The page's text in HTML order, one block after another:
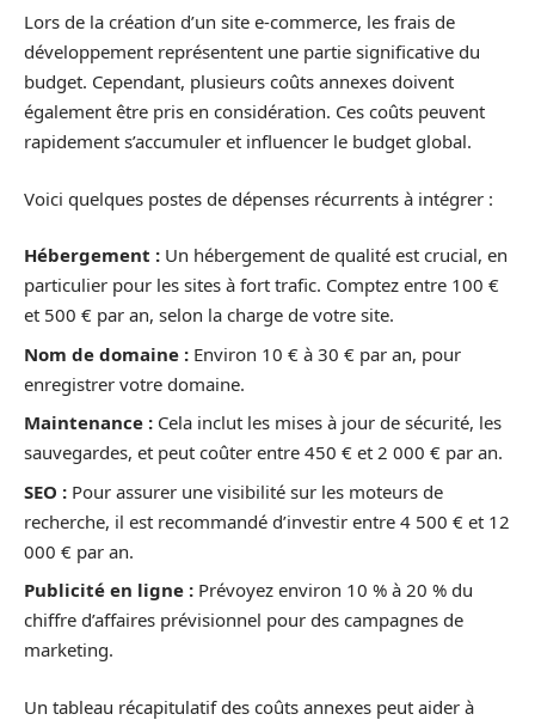
Lors de la création d’un site e-commerce, les frais de
développement représentent une partie significative du
budget. Cependant, plusieurs coûts annexes doivent
également être pris en considération. Ces coûts peuvent
rapidement s’accumuler et influencer le budget global.
Voici quelques postes de dépenses récurrents à intégrer :
Hébergement : Un hébergement de qualité est crucial, en
particulier pour les sites à fort trafic. Comptez entre 100 €
et 500 € par an, selon la charge de votre site.
Nom de domaine : Environ 10 € à 30 € par an, pour
enregistrer votre domaine.
Maintenance : Cela inclut les mises à jour de sécurité, les
sauvegardes, et peut coûter entre 450 € et 2 000 € par an.
SEO : Pour assurer une visibilité sur les moteurs de
recherche, il est recommandé d’investir entre 4 500 € et 12
000 € par an.
Publicité en ligne : Prévoyez environ 10 % à 20 % du
chiffre d’affaires prévisionnel pour des campagnes de
marketing.
Un tableau récapitulatif des coûts annexes peut aider à